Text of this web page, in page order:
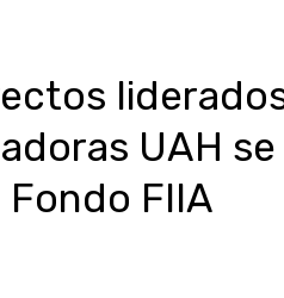
UAH se
FIIA